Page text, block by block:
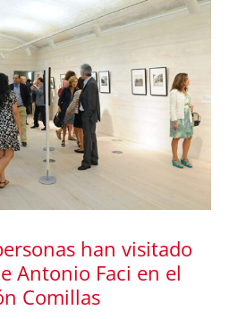
han visitado
Antonio Faci en el
Comillas